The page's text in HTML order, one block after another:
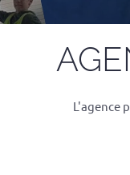
L'agence